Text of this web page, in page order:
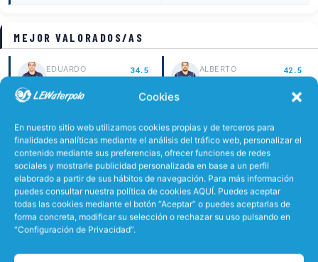
Cookies
En nuestro sitio web utilizamos cookies propias y de terceros para
finalidades analíticas mediante el análisis del tráfico web, personalizar el
contenido mediante sus preferencias, ofrecer funciones de redes
sociales y mostrarle publicidad personalizada en base a un perfil
elaborado a partir de sus hábitos de navegación. Para más información
puedes consultar nuestra política de cookies AQUÍ. Puedes aceptar
todas las cookies mediante el botón “Aceptar” o puedes aceptarlas de
forma concreta, modificar su selección o rechazar su uso pulsando en
“Configuración de Privacidad”.
MEJOR VALORADOS/AS
EDUARDO 34.5 ALBERTO 42.5
CABANAS PEGADO
MINUTOS JUGADOS
EDUARDO 34.5
LORRIO BEJAR
XAVIER 29.6
TECLAS GUILLENA
SERGI 43.6